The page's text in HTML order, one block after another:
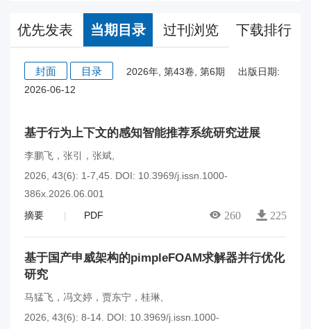
优先发表 当期目录 过刊浏览 下载排行
封面 目录 2026年, 第43卷, 第6期
出版日期:
2026-06-12
基于行为上下文的感知智能推荐系统研究进展
李鹏飞，张引，张斌
2026, 43(6): 1-7,45.
DOI: 10.3969/j.issn.1000-
386x.2026.06.001
摘要
PDF 260 225
基于国产申威架构的pimpleFOAM求解器并行优化
研究
马猛飞，冯文婷，贾东宁，桂琳
2026, 43(6): 8-14. DOI: 10.3969/j.issn.1000-